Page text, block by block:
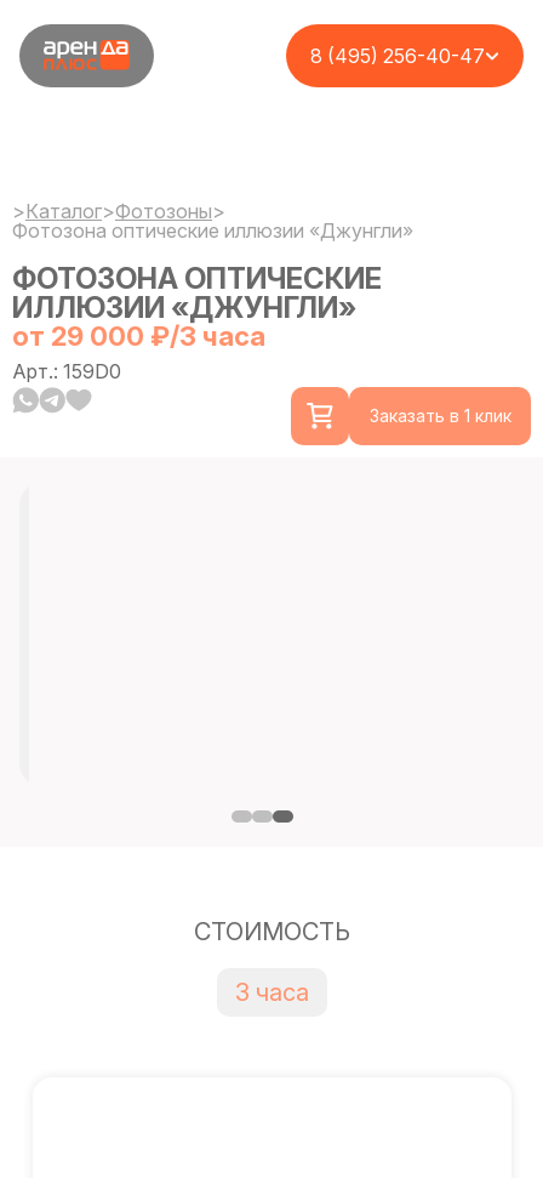
8 (495) 256-40-47
>Каталог>Фотозоны>
Фотозона оптические иллюзии «Джунгли»
ФОТОЗОНА ОПТИЧЕСКИЕ
ИЛЛЮЗИИ «ДЖУНГЛИ»
от 29 000 ₽/3 часа
Арт.: 159D0
Заказать в 1 клик
СТОИМОСТЬ
3 часа